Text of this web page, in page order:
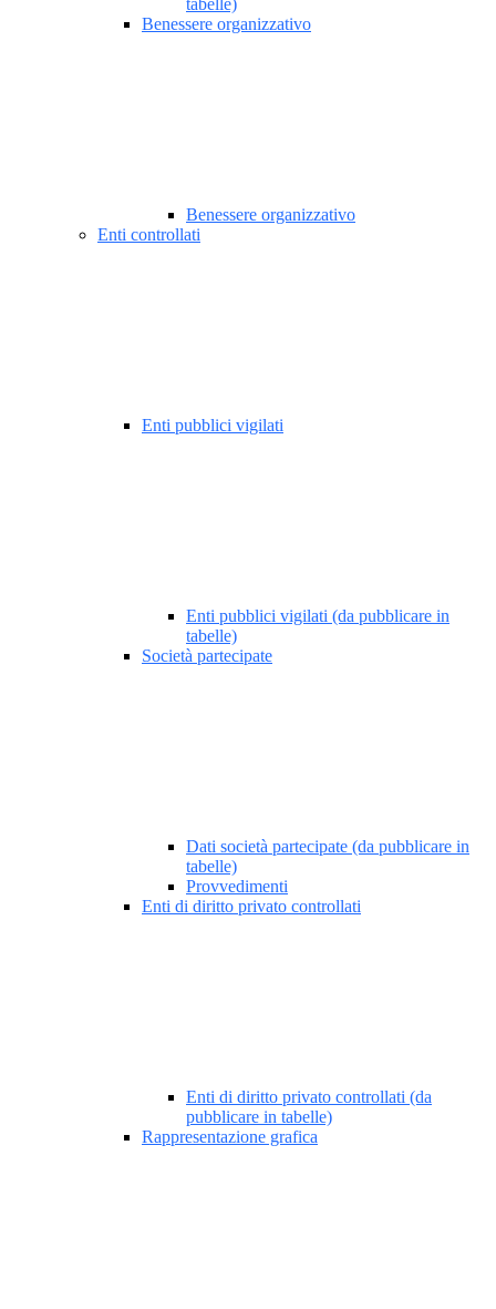
tabelle)
Benessere organizzativo
Benessere organizzativo
Enti controllati
Enti pubblici vigilati
Enti pubblici vigilati (da pubblicare in
tabelle)
Società partecipate
Dati società partecipate (da pubblicare in
tabelle)
Provvedimenti
Enti di diritto privato controllati
Enti di diritto privato controllati (da
pubblicare in tabelle)
Rappresentazione grafica